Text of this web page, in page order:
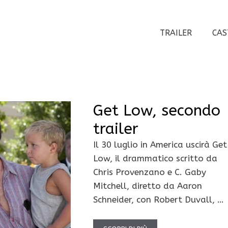
TRAILER
Get Low, secondo
trailer
Il 30 luglio in America uscirà Get
Low, il drammatico scritto da
Chris Provenzano e C. Gaby
Mitchell, diretto da Aaron
Schneider, con Robert Duvall, …